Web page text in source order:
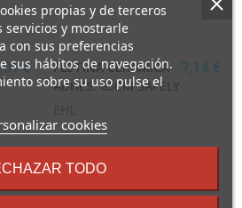
€
PLETINA CERAMICA
ADHES. 83CM SAPELY
propias y de terceros
y mostrarle
con sus preferencias
sus hábitos de navegación.
sobre su uso pulse el
cookies
TODO